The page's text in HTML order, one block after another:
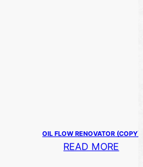
OIL FLOW RENOVATOR (COPY)
READ MORE